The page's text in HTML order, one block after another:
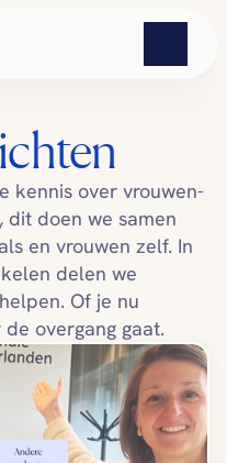
kennis over vrouwen­
dit doen we samen
en vrouwen zelf. In
delen we
Of je nu
overgang gaat.